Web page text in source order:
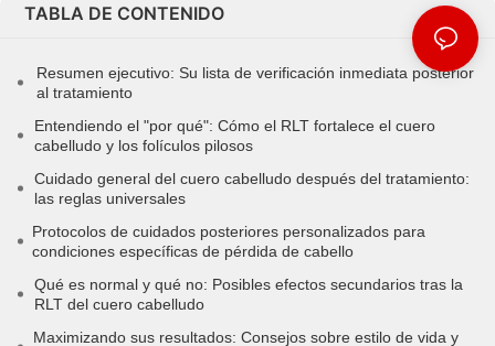
TABLA DE CONTENIDO
Resumen ejecutivo: Su lista de verificación inmediata posterior
al tratamiento
Entendiendo el "por qué": Cómo el RLT fortalece el cuero
cabelludo y los folículos pilosos
Cuidado general del cuero cabelludo después del tratamiento:
las reglas universales
Protocolos de cuidados posteriores personalizados para
condiciones específicas de pérdida de cabello
Qué es normal y qué no: Posibles efectos secundarios tras la
RLT del cuero cabelludo
Maximizando sus resultados: Consejos sobre estilo de vida y